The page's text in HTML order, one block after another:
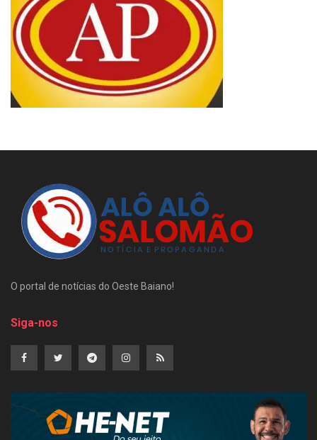
O portal de notícias do Oeste Baiano!
Siga-nos